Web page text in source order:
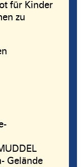
für Kinder
zu
Gelände